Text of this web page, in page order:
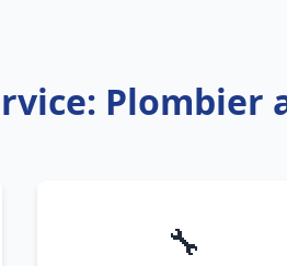
Plombier
🔧